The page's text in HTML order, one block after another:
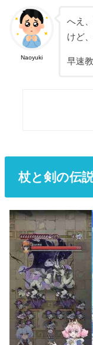
Naoyuki
へえ
けど
早速
杖と剣の伝